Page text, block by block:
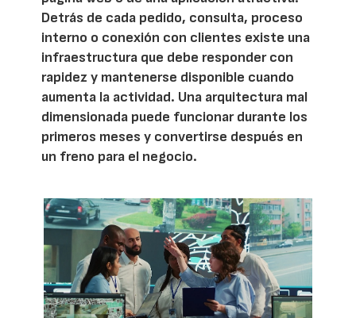
Detrás de cada pedido, consulta, proceso
interno o conexión con clientes existe una
infraestructura que debe responder con
rapidez y mantenerse disponible cuando
aumenta la actividad. Una arquitectura mal
dimensionada puede funcionar durante los
primeros meses y convertirse después en
un freno para el negocio.